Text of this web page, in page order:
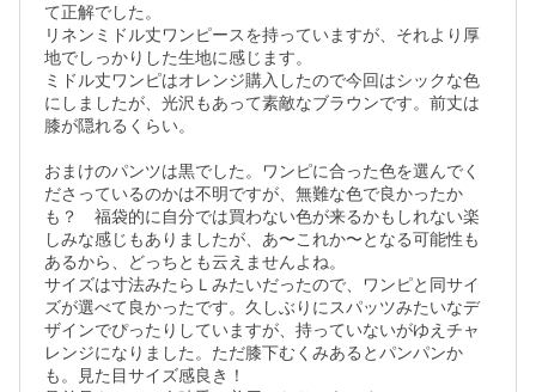
て正解でした。
リネンミドル丈ワンピースを持っていますが、それより厚
地でしっかりした生地に感じます。
ミドル丈ワンピはオレンジ購入したので今回はシックな色
にしましたが、光沢もあって素敵なブラウンです。前丈は
膝が隠れるくらい。
おまけのパンツは黒でした。ワンピに合った色を選んでく
ださっているのかは不明ですが、無難な色で良かったか
も？　福袋的に自分では買わない色が来るかもしれない楽
しみな感じもありましたが、あ〜これか〜となる可能性も
あるから、どっちとも云えませんよね。
サイズは寸法みたらＬみたいだったので、ワンピと同サイ
ズが選べて良かったです。久しぶりにスパッツみたいなデ
ザインでぴったりしていますが、持っていないがゆえチャ
レンジになりました。ただ膝下むくみあるとパンパンか
も。見た目サイズ感良き！